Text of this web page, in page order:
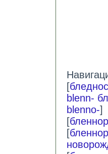
[
blenn-
blenno-]
[
[